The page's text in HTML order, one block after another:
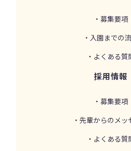
・募集要項
・入園までの
・よくある質
採用情報
・募集要項
・先輩からのメッ
・よくある質